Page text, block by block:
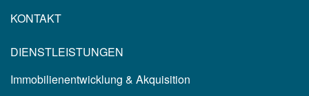
KONTAKT
DIENSTLEISTUNGEN
Immobilienentwicklung & Akquisition